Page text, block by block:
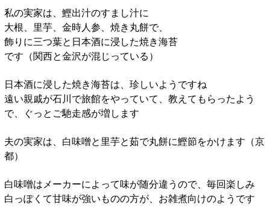
私の実家は、鰹出汁のすまし汁に
大根、里芋、金時人参、焼き丸餅で、
飾りに三つ葉と日本酒に浸した焼き海苔
です（関西と金沢が混じっている）
日本酒に浸した焼き海苔は、珍しいようですね
遠い親戚が石川で旅館をやっていて、教えてもらったよう
で、ぐっとご馳走感が増します
夫の実家は、白味噌と里芋と茹で丸餅に鰹節をかけます（京
都）
白味噌はメーカーによって味が随分違うので、毎回楽しみ
白っぽくて甘味が強いものの方が、お雑煮向けのようです